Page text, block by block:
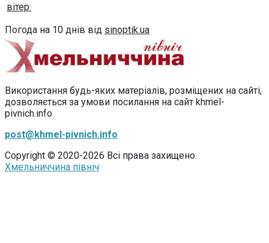
вітер:
Погода на 10 днів від sinoptik.ua
Використання будь-яких матеріалів, розміщених на сайті,
дозволяється за умови посилання на сайт khmel-
pivnich.info
post@khmel-pivnich.info
Copyright © 2020-2026 Всі права захищено.
Хмельниччина північ